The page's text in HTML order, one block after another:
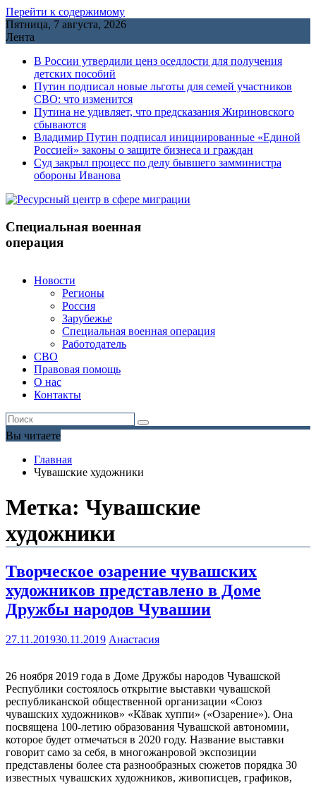
Перейти к содержимому
Пятница, 7 августа, 2026
Лента
В России утвердили ценз оседлости для получения
детских пособий
Путин подписал новые льготы для семей участников
СВО: что изменится
Путина не удивляет, что предсказания Жириновского
сбываются
Владимир Путин подписал инициированные «Единой
Россией» законы о защите бизнеса и граждан
Cуд закрыл процесс по делу бывшего замминистра
обороны Иванова
Специальная военная
операция
Новости
Регионы
Россия
Зарубежье
Специальная военная операция
Работодатель
СВО
Правовая помощь
О нас
Контакты
Вы читаете
Главная
Чувашские художники
Метка: Чувашские
художники
Творческое озарение чувашских
художников представлено в Доме
Дружбы народов Чувашии
27.11.201930.11.2019 Анастасия
26 ноября 2019 года в Доме Дружбы народов Чувашской
Республики состоялось открытие выставки чувашской
республиканской общественной организации «Союз
чувашских художников» «Кӑвак хуппи» («Озарение»). Она
посвящена 100-летию образования Чувашской автономии,
которое будет отмечаться в 2020 году. Название выставки
говорит само за себя, в многожанровой экспозиции
представлены более ста разнообразных сюжетов порядка 30
известных чувашских художников, живописцев, графиков,